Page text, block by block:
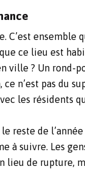
C’est
ce lieu est
ville ? Un
n’est pas du
les résidents
reste de
à suivre. Les
lieu de